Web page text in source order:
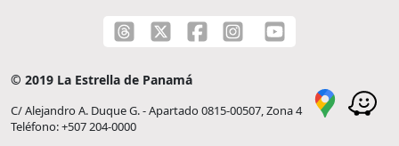
© 2019 La Estrella de Panamá
C/ Alejandro A. Duque G. - Apartado 0815-00507, Zona 4
Teléfono: +507 204-0000